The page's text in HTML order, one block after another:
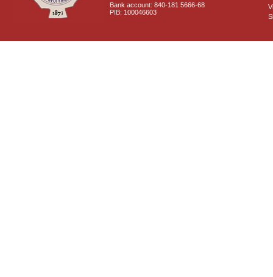
Bank account: 840-181 5666-68
PIB: 100046603